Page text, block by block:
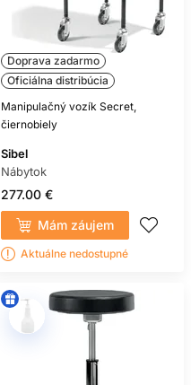
Doprava zadarmo
Oficiálna distribúcia
Manipulačný vozík Secret,
čiernobiely
Sibel
Nábytok
277.00 €
Mám záujem
Aktuálne nedostupné